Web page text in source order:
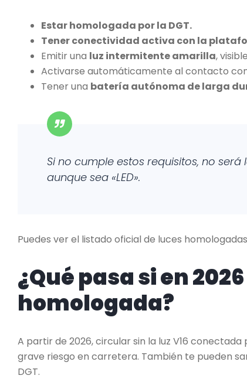
Estar homologada por la DGT.
Tener conectividad activa con la
Emitir una luz intermitente amarilla,
Activarse automáticamente al contacto
Tener una batería autónoma de larga
Si no cumple estos requisitos, no será
aunque sea «LED».
Puedes ver el listado oficial de luces
¿Qué pasa si en
homologada?
A partir de 2026, circular sin la luz V16 conectada
grave riesgo en carretera. También te pueden
DGT.